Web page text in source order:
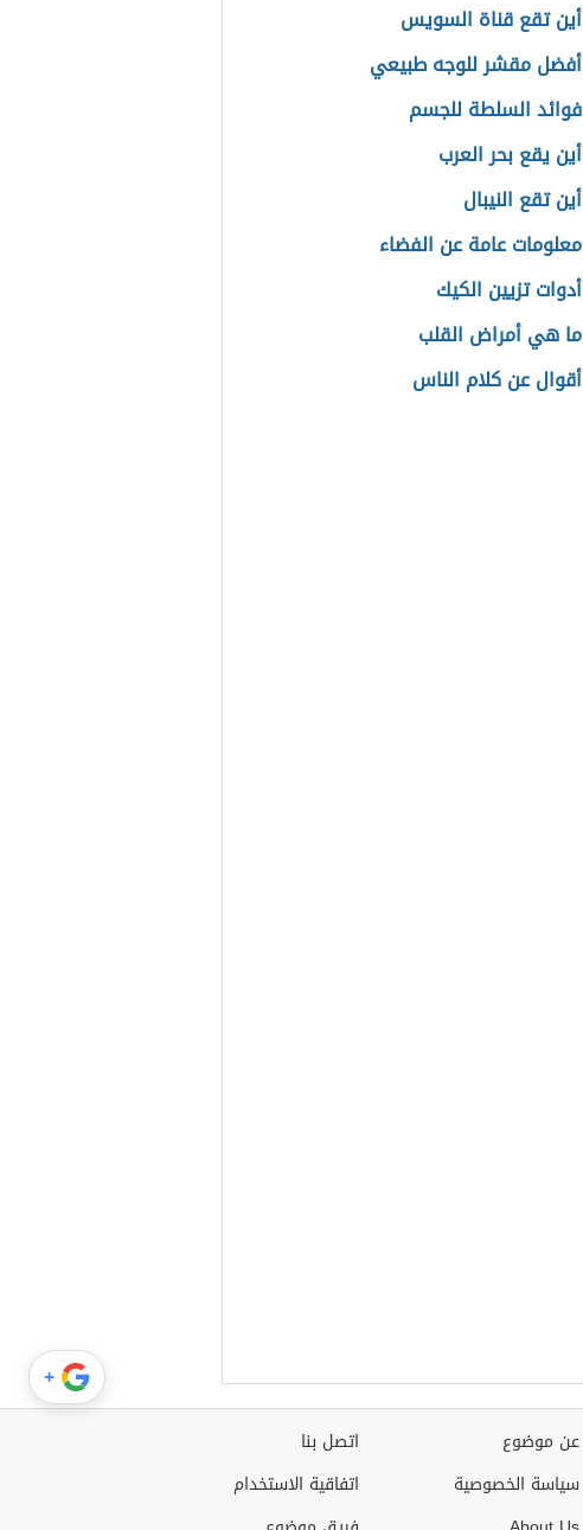
أين تقع قناة السويس
أفضل مقشر للوجه طبيعي
فوائد السلطة للجسم
أين يقع بحر العرب
أين تقع النيبال
معلومات عامة عن الفضاء
أدوات تزيين الكيك
ما هي أمراض القلب
أقوال عن كلام الناس
اتصل بنا
اتفاقية الاستخدام
عن موضوع
سياسة الخصوصية
+